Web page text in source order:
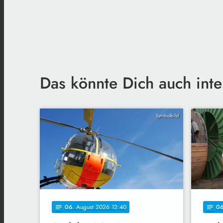
Das könnte Dich auch
Symbolbild
notes 06. August 2026 12:40 notes 06